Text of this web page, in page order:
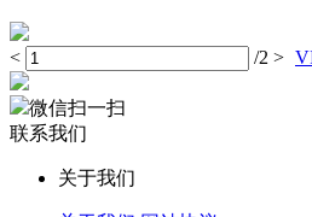
< /2 >
微信扫一扫
联系我们
关于我们